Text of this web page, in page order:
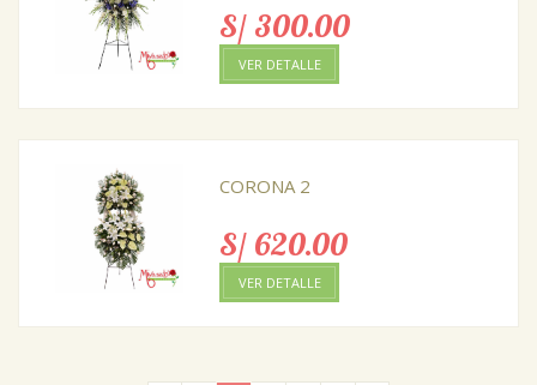
S/ 300.00
VER DETALLE
CORONA 2
S/ 620.00
VER DETALLE